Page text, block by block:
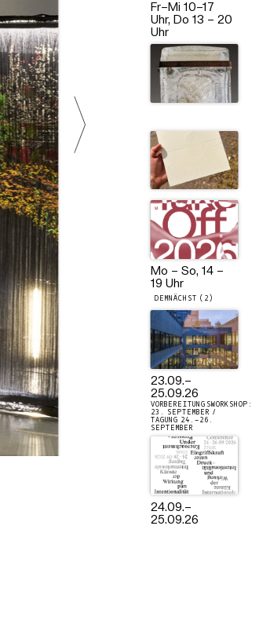
Fr–Mi 10–17
Uhr, Do 13 – 20
Uhr
Mo – So, 14 –
19 Uhr
DEMNÄCHST (2)
23.09.–
25.09.26
VORBEREITUNGSWORKSHOP:
23. SEPTEMBER /
TAGUNG 24.–26.
SEPTEMBER
24.09.–
25.09.26